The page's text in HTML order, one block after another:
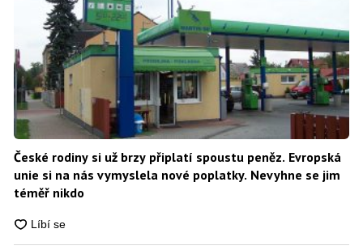
České rodiny si už brzy připlatí spoustu peněz. Evropská
unie si na nás vymyslela nové poplatky. Nevyhne se jim
téměř nikdo